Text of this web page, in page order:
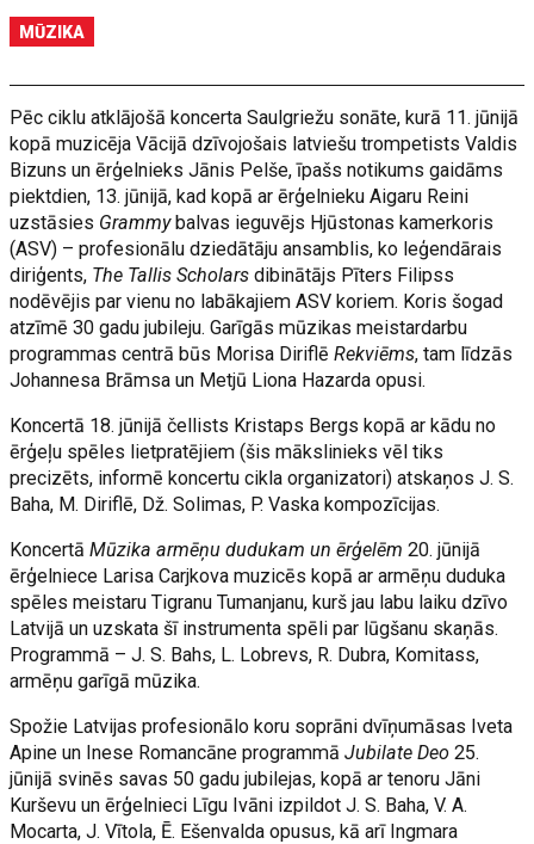
MŪZIKA
Pēc ciklu atklājošā koncerta Saulgriežu sonāte, kurā 11. jūnijā
kopā muzicēja Vācijā dzīvojošais latviešu trompetists Valdis
Bizuns un ērģelnieks Jānis Pelše, īpašs notikums gaidāms
piektdien, 13. jūnijā, kad kopā ar ērģelnieku Aigaru Reini
uzstāsies Grammybalvas ieguvējs Hjūstonas kamerkoris
(ASV) – profesionālu dziedātāju ansamblis, ko leģendārais
diriģents, The Tallis Scholars dibinātājs Pīters Filipss
nodēvējis par vienu no labākajiem ASV koriem. Koris šogad
atzīmē 30 gadu jubileju. Garīgās mūzikas meistardarbu
programmas centrā būs Morisa DiriflēRekviēms, tam līdzās
Johannesa Brāmsa un Metjū Liona Hazarda opusi.
Koncertā 18. jūnijā čellists Kristaps Bergs kopā ar kādu no
ērģeļu spēles lietpratējiem (šis mākslinieks vēl tiks
precizēts, informē koncertu cikla organizatori) atskaņos J. S.
Baha, M. Diriflē, Dž. Solimas, P. Vaska kompozīcijas.
KoncertāMūzika armēņu dudukam un ērģelēm 20. jūnijā
ērģelniece Larisa Carjkova muzicēs kopā ar armēņu duduka
spēles meistaru Tigranu Tumanjanu, kurš jau labu laiku dzīvo
Latvijā un uzskata šī instrumenta spēli par lūgšanu skaņās.
Programmā – J. S. Bahs, L. Lobrevs, R. Dubra, Komitass,
armēņu garīgā mūzika.
Spožie Latvijas profesionālo koru soprāni dvīņumāsas Iveta
Apine un Inese Romancāne programmāJubilate Deo25.
jūnijā svinēs savas 50 gadu jubilejas, kopā ar tenoru Jāni
Kurševu un ērģelnieci Līgu Ivāni izpildot J. S. Baha, V. A.
Mocarta, J. Vītola, Ē. Ešenvalda opusus, kā arī Ingmara